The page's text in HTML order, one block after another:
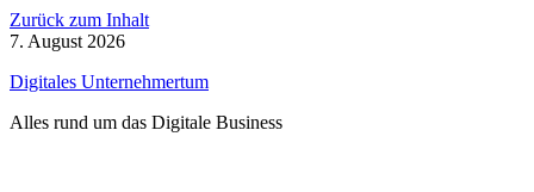
Zurück zum Inhalt
7. August 2026
Digitales Unternehmertum
Alles rund um das Digitale Business